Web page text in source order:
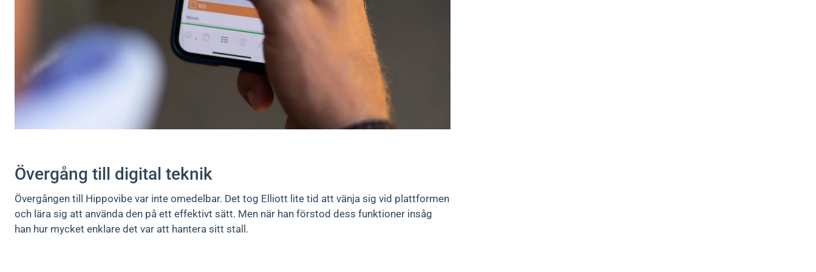
Övergång till digital teknik
Övergången till Hippovibe var inte omedelbar. Det tog Elliott lite tid att vänja sig vid plattformen
och lära sig att använda den på ett effektivt sätt. Men när han förstod dess funktioner insåg
han hur mycket enklare det var att hantera sitt stall.